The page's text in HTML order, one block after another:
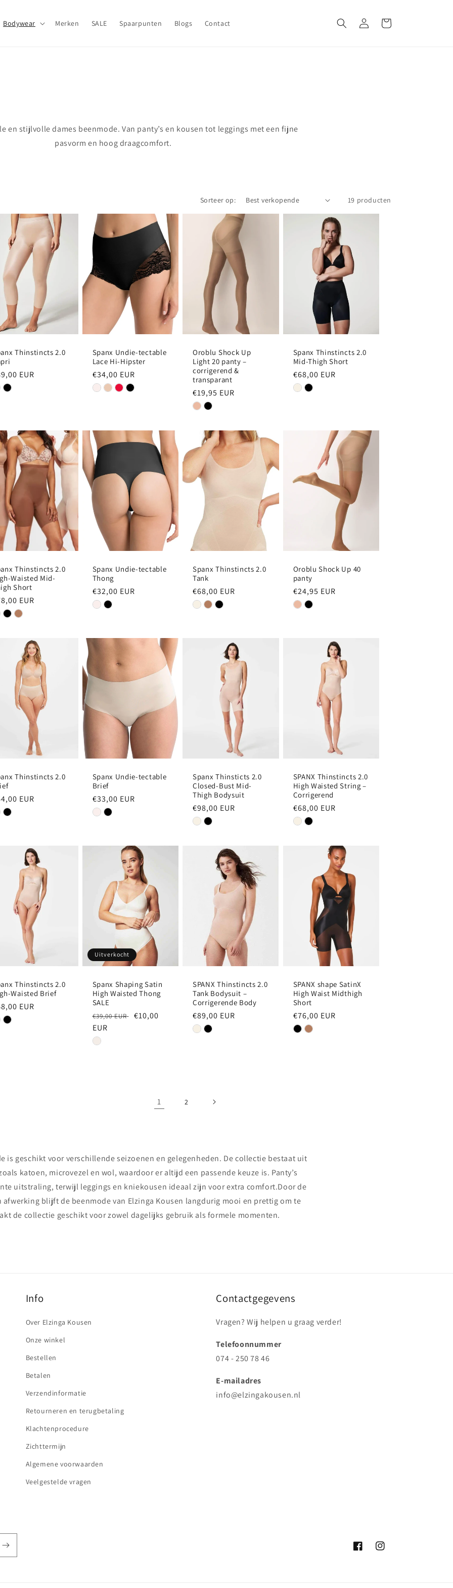
Bodywear Merken SALE Spaarpunten Blogs Contact InloggenWinkelwagen
en stijlvolle dames beenmode. Van panty’s en kousen tot leggings met een fijne
pasvorm en hoog draagcomfort.
Sorteer op: 19 producten
Thinstincts 2.0
EUR
Spanx Undie-tectable
Lace Hi-Hipster
Normale
prijs
€34,00 EUR
Oroblu Shock Up
Light 20 panty –
corrigerend &
transparant
Normale
prijs
€19,95 EUR
Spanx Thinstincts 2.0
Mid-Thigh Short
Normale
prijs
€68,00 EUR
Thinstincts 2.0
Waisted Mid-
Short
EUR
Spanx Undie-tectable
Thong
Normale
prijs
€32,00 EUR
Spanx Thinstincts 2.0
Tank
Normale
prijs
€68,00 EUR
Oroblu Shock Up 40
panty
Normale
prijs
€24,95 EUR
Thinstincts 2.0
EUR
Spanx Undie-tectable
Brief
Normale
prijs
€33,00 EUR
Spanx Thinsticts 2.0
Closed-Bust Mid-
Thigh Bodysuit
Normale
prijs
€98,00 EUR
SPANX Thinstincts 2.0
High Waisted String –
Corrigerend
Normale
prijs
€68,00 EUR
Thinstincts 2.0
Waisted Brief
EUR
Uitverkocht
Spanx Shaping Satin
High Waisted Thong
SALE
Normale
prijs
€39,00 EUR Aanbiedingsprijs
€10,00
EUR
SPANX Thinstincts 2.0
Tank Bodysuit –
Corrigerende Body
Normale
prijs
€89,00 EUR
SPANX shape SatinX
High Waist Midthigh
Short
Normale
prijs
€76,00 EUR
1 2
is geschikt voor verschillende seizoenen en gelegenheden. De collectie bestaat uit
katoen, microvezel en wol, waardoor er altijd een passende keuze is. Panty’s
uitstraling, terwijl leggings en kniekousen ideaal zijn voor extra comfort.Door de
blijft de beenmode van Elzinga Kousen langdurig mooi en prettig om te
de collectie geschikt voor zowel dagelijks gebruik als formele momenten.
Info
Over Elzinga Kousen
Onze winkel
Bestellen
Betalen
Verzendinformatie
Retourneren en terugbetaling
Klachtenprocedure
Zichttermijn
Algemene voorwaarden
Veelgestelde vragen
Contactgegevens
Vragen? Wij helpen u graag verder!
Telefoonnummer
074 - 250 78 46
E-mailadres
info@elzingakousen.nl
FacebookInstagram